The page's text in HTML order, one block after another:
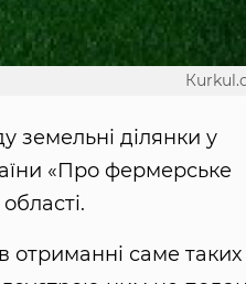
земельні ділянки у
«Про фермерське
отриманні саме таких